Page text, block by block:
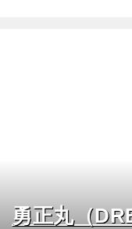
勇正丸（